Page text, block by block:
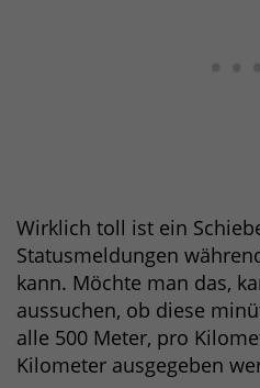
Wirklich toll ist ein
Statusmeldungen
kann. Möchte man das,
aussuchen, ob diese
alle 500 Meter, pro
Kilometer ausgegeben